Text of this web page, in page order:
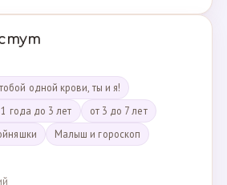
одной крови, ты и я!
1 года до 3 лет
от 3 до 7 лет
Малыш и гороскоп